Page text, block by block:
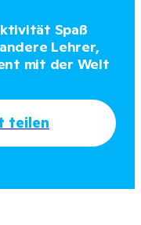
Spaß
Lehrer,
mit der Welt
teilen